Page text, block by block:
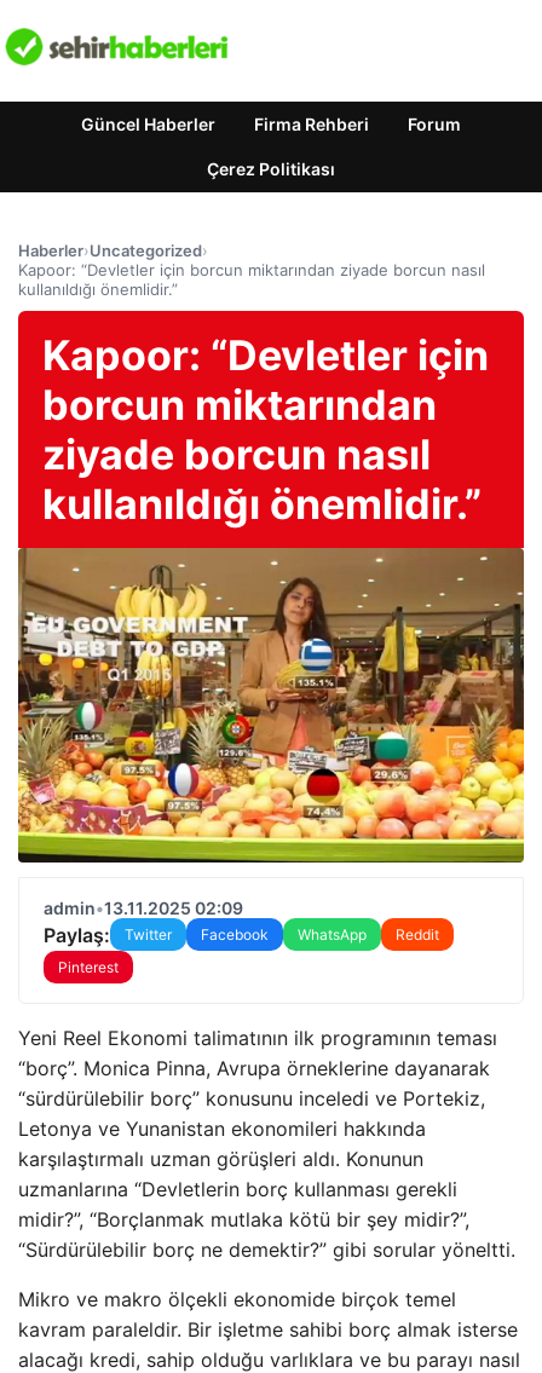
Güncel Haberler Firma Rehberi Forum
Çerez Politikası
Haberler›Uncategorized›
Kapoor: “Devletler için borcun miktarından ziyade borcun nasıl
kullanıldığı önemlidir.”
Kapoor: “Devletler için
borcun miktarından
ziyade borcun nasıl
kullanıldığı önemlidir.”
admin•13.11.2025 02:09
Paylaş: Twitter Facebook WhatsApp
Reddit
Pinterest
Yeni Reel Ekonomi talimatının ilk programının teması
“borç”. Monica Pinna, Avrupa örneklerine dayanarak
“sürdürülebilir borç” konusunu inceledi ve Portekiz,
Letonya ve Yunanistan ekonomileri hakkında
karşılaştırmalı uzman görüşleri aldı. Konunun
uzmanlarına “Devletlerin borç kullanması gerekli
midir?”, “Borçlanmak mutlaka kötü bir şey midir?”,
“Sürdürülebilir borç ne demektir?” gibi sorular yöneltti.
Mikro ve makro ölçekli ekonomide birçok temel
kavram paraleldir. Bir işletme sahibi borç almak isterse
alacağı kredi, sahip olduğu varlıklara ve bu parayı nasıl